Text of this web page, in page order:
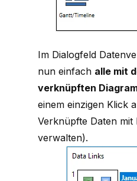
Im Dialogfeld
nun einfach alle mit
verknüpften
einem einzigen Klick
Verknüpfte Daten mit
verwalten).